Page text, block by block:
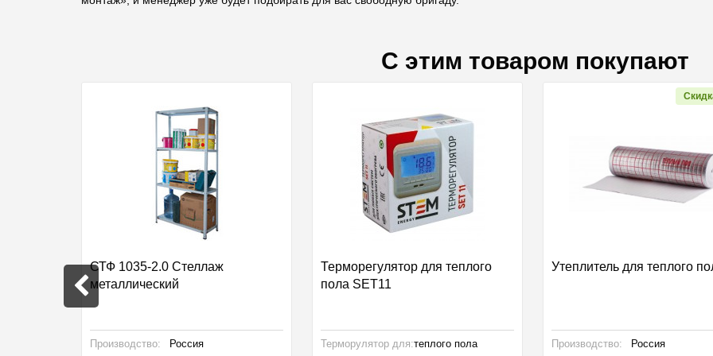
С этим товаром покупают
СТФ 1035-2.0 Стеллаж
металлический
Производство:
Россия
Терморегулятор для теплого
пола SET11
Терморулятор для:теплого пола
Утеплитель для теплого
Производство:
Россия